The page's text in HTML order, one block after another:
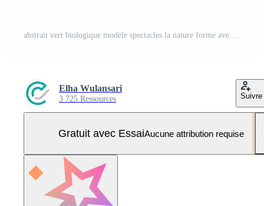
abstrait vert biologique modèle spectacles la nature forme avec contrastant nuances et lisse textures. Photo Pro
Elha Wulansari
3 725 Ressources Suivre
Gratuit avec EssaiAucune attribution requise